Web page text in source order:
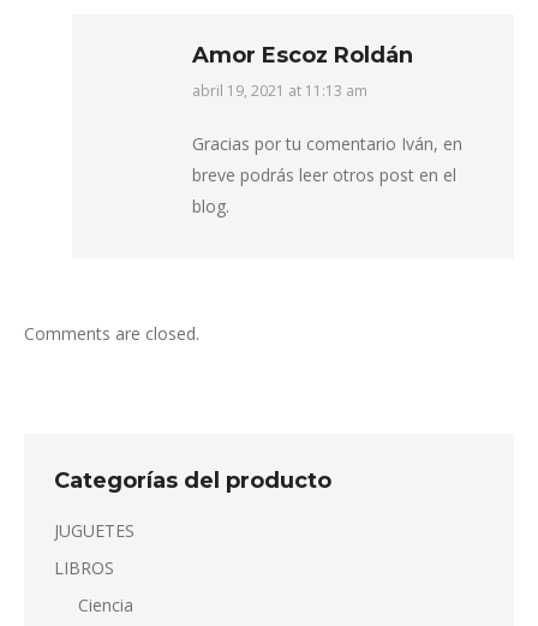
Amor Escoz Roldán
says:
abril 19, 2021 at 11:13 am
Gracias por tu comentario Iván, en
breve podrás leer otros post en el
blog.
Comments are closed.
Categorías del producto
JUGUETES
LIBROS
Ciencia